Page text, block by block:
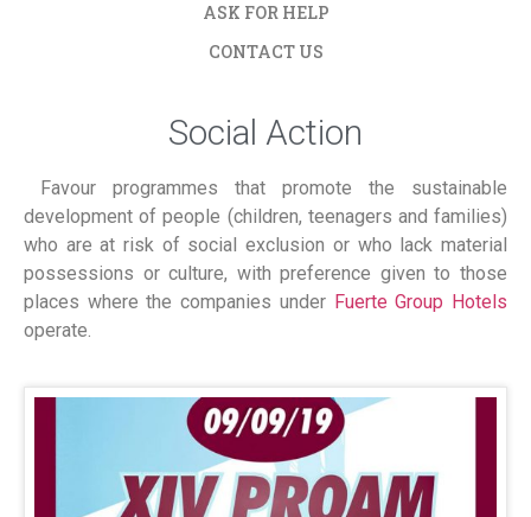
ASK FOR HELP
CONTACT US
Social Action
Favour programmes that promote the sustainable
development of people (children, teenagers and families)
who are at risk of social exclusion or who lack material
possessions or culture, with preference given to those
places where the companies under Fuerte Group Hotels
operate.